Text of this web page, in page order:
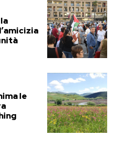
le